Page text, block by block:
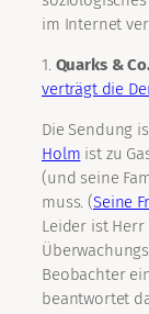
im Internet
1. Quarks & Co.
verträgt die
Die Sendung
Holm ist zu
(und seine
muss. (Seine
Leider ist
Beobachter
beantwortet